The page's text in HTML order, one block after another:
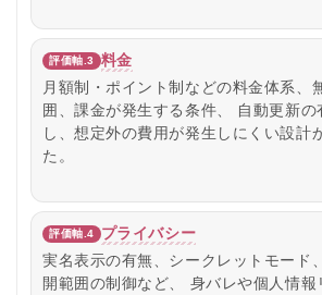
評価軸.3
料金
月額制・ポイント制などの料金体系、
囲、課金が発生する条件、 自動更新の
し、想定外の費用が発生しにくい設計
た。
評価軸.4
プライバシー
実名表示の有無、シークレットモード
開範囲の制御など、 身バレや個人情